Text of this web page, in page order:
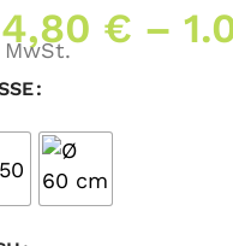
€ –